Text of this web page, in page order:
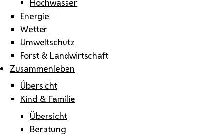
Energie
Wetter
Umweltschutz
Forst & Landwirtschaft
Zusammenleben
Übersicht
Kind & Familie
Übersicht
Beratung